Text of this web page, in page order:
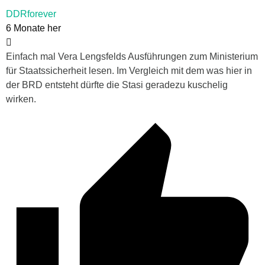
DDRforever
6 Monate her
Einfach mal Vera Lengsfelds Ausführungen zum Ministerium
für Staatssicherheit lesen. Im Vergleich mit dem was hier in
der BRD entsteht dürfte die Stasi geradezu kuschelig
wirken.